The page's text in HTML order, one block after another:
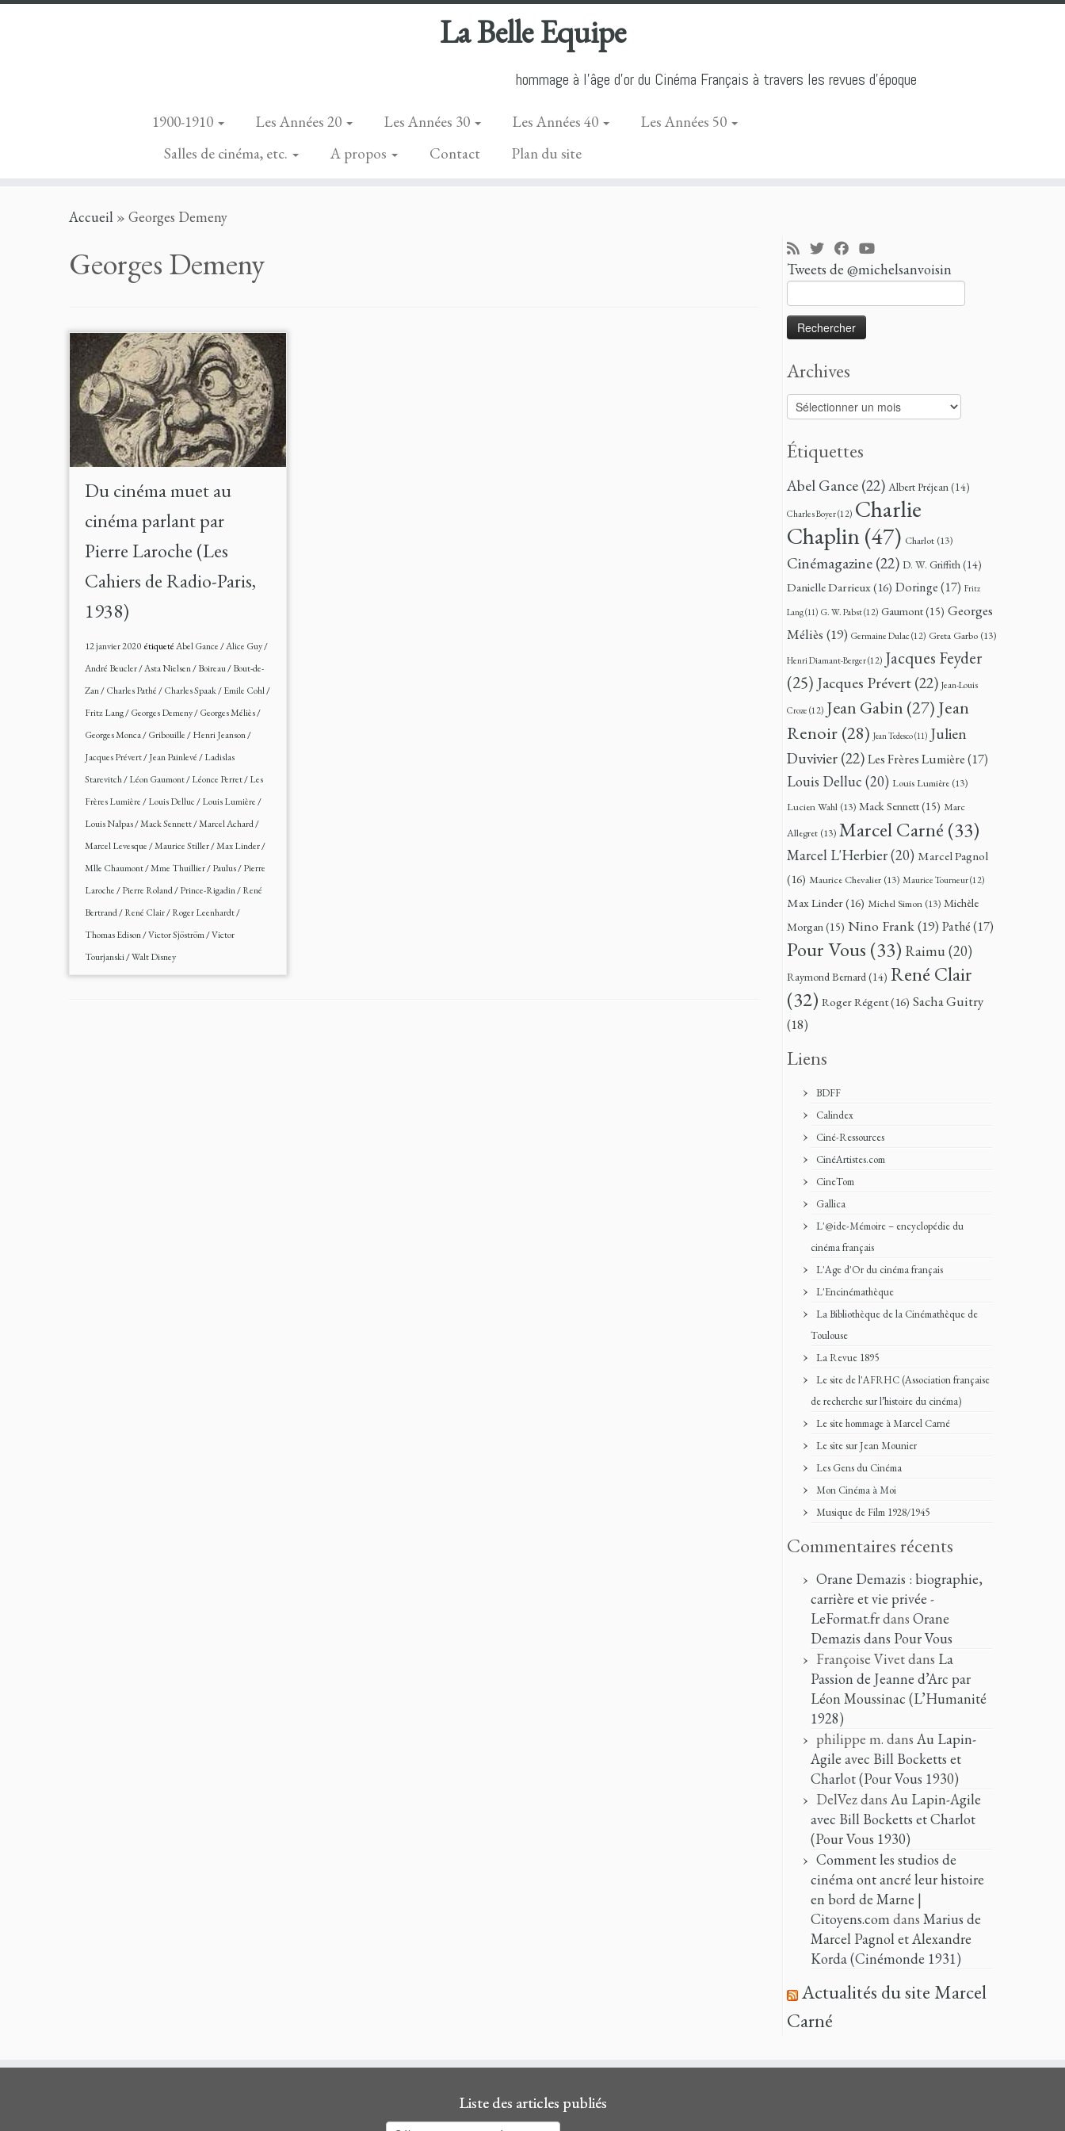
La Belle Equipe
hommage à l'âge d'or du Cinéma Français à travers les revues d'époque
1900-1910 Les Années 20 Les Années 30 Les Années 40
Les Années 50
Salles de cinéma, etc.
A propos Contact Plan du site
Accueil » Georges Demeny
Georges Demeny
Du cinéma muet au
cinéma parlant par
Pierre Laroche (Les
Cahiers de Radio-Paris,
1938)
12 janvier 2020 étiquetéAbel Gance/Alice Guy/
André Beucler/Asta Nielsen/Boireau/Bout-de-
Zan/Charles Pathé/Charles Spaak/Emile Cohl/
Fritz Lang/Georges Demeny/Georges Méliès/
Georges Monca/Gribouille/Henri Jeanson/
Jacques Prévert/Jean Painlevé/Ladislas
Starevitch/Léon Gaumont/Léonce Perret/Les
Frères Lumière/Louis Delluc/Louis Lumière/
Louis Nalpas/Mack Sennett/Marcel Achard/
Marcel Levesque/Maurice Stiller/Max Linder/
Mlle Chaumont/Mme Thuillier/Paulus/Pierre
Laroche/Pierre Roland/Prince-Rigadin/René
Bertrand/René Clair/Roger Leenhardt/
Thomas Edison/Victor Sjöström/Victor
Tourjanski/Walt Disney
Tweets de @michelsanvoisin
Archives
Archives
Étiquettes
Abel Gance(22) Albert Préjean(14)
Charles Boyer(12) Charlie
Chaplin(47) Charlot (13)
Cinémagazine(22) D. W. Griffith(14)
Danielle Darrieux(16) Doringe(17) Fritz
Lang(11) G. W. Pabst(12) Gaumont(15) Georges
Méliès (19) Germaine Dulac (12) Greta Garbo (13)
Henri Diamant-Berger(12) Jacques Feyder
(25) Jacques Prévert(22) Jean-Louis
Croze (12) Jean Gabin (27) Jean
Renoir (28) Jean Tedesco(11) Julien
Duvivier(22)Les Frères Lumière(17)
Louis Delluc (20) Louis Lumière (13)
Lucien Wahl (13) Mack Sennett(15) Marc
Allegret (13) Marcel Carné (33)
Marcel L'Herbier(20) Marcel Pagnol
(16) Maurice Chevalier (13) Maurice Tourneur(12)
Max Linder(16) Michel Simon (13) Michèle
Morgan(15) Nino Frank(19) Pathé(17)
Pour Vous (33) Raimu(20)
Raymond Bernard(14) René Clair
(32) Roger Régent(16) Sacha Guitry
(18)
Liens
BDFF
Calindex
Ciné-Ressources
CinéArtistes.com
CineTom
Gallica
L'@ide-Mémoire – encyclopédie du
cinéma français
L'Age d'Or du cinéma français
L'Encinémathèque
La Bibliothèque de la Cinémathèque de
Toulouse
La Revue 1895
Le site de l'AFRHC (Association française
de recherche sur l’histoire du cinéma)
Le site hommage à Marcel Carné
Le site sur Jean Mounier
Les Gens du Cinéma
Mon Cinéma à Moi
Musique de Film 1928/1945
Commentaires récents
Orane Demazis : biographie,
carrière et vie privée -
LeFormat.frdans Orane
Demazis dans Pour Vous
Françoise Vivetdans La
Passion de Jeanne d’Arc par
Léon Moussinac (L’Humanité
1928)
philippe m. dans Au Lapin-
Agile avec Bill Bocketts et
Charlot (Pour Vous 1930)
DelVezdans Au Lapin-Agile
avec Bill Bocketts et Charlot
(Pour Vous 1930)
Comment les studios de
cinéma ont ancré leur histoire
en bord de Marne |
Citoyens.comdans Marius de
Marcel Pagnol et Alexandre
Korda (Cinémonde 1931)
Actualités du site Marcel
Carné
Liste des articles publiés